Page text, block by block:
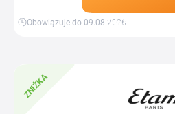
Zdobądź kupon
Obowiązuje do 09.08.2026
ZNIŻKA